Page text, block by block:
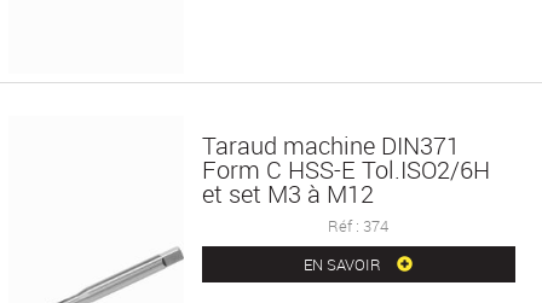
Taraud machine DIN371
Form C HSS-E Tol.ISO2/6H
et set M3 à M12
Réf : 374
EN SAVOIR